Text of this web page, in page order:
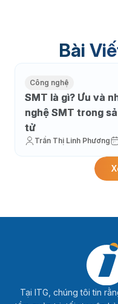
Bài
Công nghệ
SMT là gì? Ưu và
nghệ SMT trong
tử
Trần Thị Linh Phương
Tại ITG, chúng tôi tin